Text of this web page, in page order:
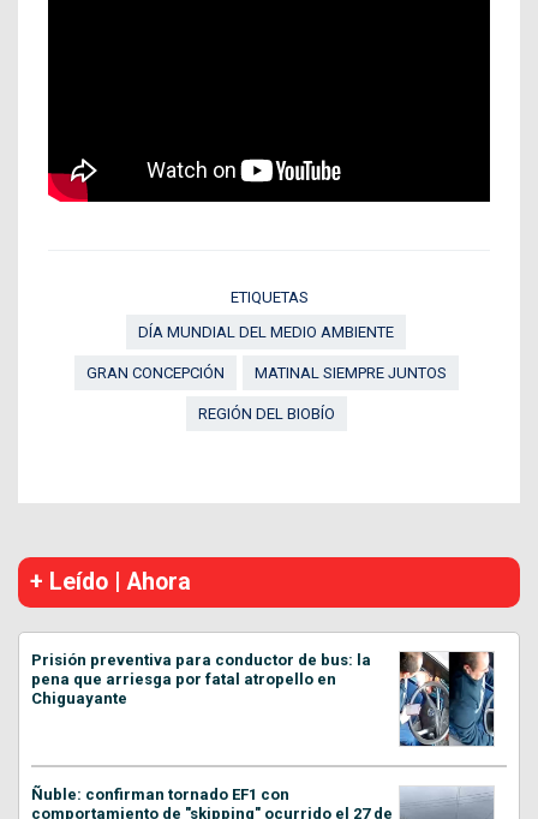
ETIQUETAS
DÍA MUNDIAL DEL MEDIO AMBIENTE
GRAN CONCEPCIÓN MATINAL SIEMPRE JUNTOS
REGIÓN DEL BIOBÍO
+ Leído | Ahora
Prisión preventiva para conductor de bus: la
pena que arriesga por fatal atropello en
Chiguayante
Ñuble: confirman tornado EF1 con
comportamiento de "skipping" ocurrido el 27 de